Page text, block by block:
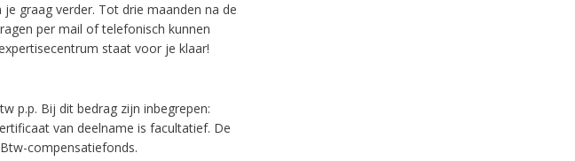
graag verder. Tot drie maanden na de
per mail of telefonisch kunnen
staat voor je klaar!
p.p. Bij dit bedrag zijn inbegrepen:
van deelname is facultatief. De
compensatiefonds.